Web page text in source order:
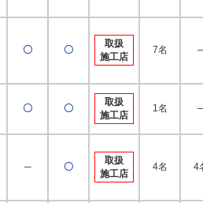
〇 〇
取扱
施工店
7名
〇 〇
取扱
施工店
1名
─ 〇
取扱
施工店
4名 4